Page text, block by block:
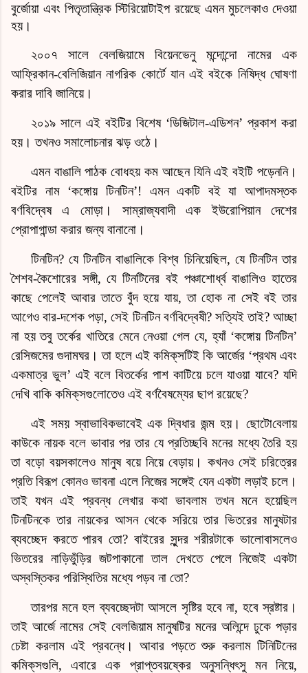
বুর্জোয়া এবং পিতৃতান্ত্রিক স্টিরিয়োটাইপ রয়েছে এমন মুচলেকাও দেওয়া
হয়।
২০০৭ সালে বেলজিয়ামে বিয়েনভেনু মন্দোন্দো নামের এক
আফ্রিকান-বেলিজিয়ান নাগরিক কোর্টে যান এই বইকে নিষিদ্ধ ঘোষণা
করার দাবি জানিয়ে।
২০১৯ সালে এই বইটির বিশেষ ‘ডিজিটাল-এডিশন’ প্রকাশ করা
হয়। তখনও সমালোচনার ঝড় ওঠে।
এমন বাঙালি পাঠক বোধহয় কম আছেন যিনি এই বইটি পড়েননি।
বইটির নাম ‘কঙ্গোয় টিনটিন’! এমন একটি বই যা আপাদমস্তক
বর্ণবিদ্বেষ এ মোড়া। সাম্রাজ্যবাদী এক ইউরোপিয়ান দেশের
প্রোপাগান্ডা করার জন্য বানানো।
টিনটিন? যে টিনটিন বাঙালিকে বিশ্ব চিনিয়েছিল, যে টিনটিন তার
শৈশব-কৈশোরের সঙ্গী, যে টিনটিনের বই পঞ্চাশোর্ধ্ব বাঙালিও হাতের
কাছে পেলেই আবার তাতে বুঁদ হয়ে যায়, তা হোক না সেই বই তার
আগেও বার-দশেক পড়া, সেই টিনটিন বর্ণবিদ্বেষী? সত্যিই তাই? আচ্ছা
না হয় তবু তর্কের খাতিরে মেনে নেওয়া গেল যে, হ্যাঁ ‘কঙ্গোয় টিনটিন’
রেসিজমের গুদামঘর। তা হলে এই কমিক্‌সটিই কি আর্জের ‘প্রথম এবং
একমাত্র ভুল’ এই বলে বিতর্কের পাশ কাটিয়ে চলে যাওয়া যাবে? যদি
দেখি বাকি কমিক্‌সগুলোতেও এই বর্ণবৈষম্যের ছাপ রয়েছে?
এই সময় স্বাভাবিকভাবেই এক দ্বিধার জন্ম হয়। ছোটোবেলায়
কাউকে নায়ক বলে ভাবার পর তার যে প্রতিচ্ছবি মনের মধ্যে তৈরি হয়
তাবড়োবয়সকালেও মানুষ বয়ে নিয়ে বেড়ায়। কখনও সেই চরিত্রের
প্রতি বিরূপ কোনও ভাবনা এলে নিজের সঙ্গেই যেন একটা লড়াই চলে।
তাই যখন এই প্রবন্ধ লেখার কথা ভাবলাম তখন মনে হয়েছিল
টিনটিনকে তার নায়কের আসন থেকে সরিয়ে তার ভিতরের মানুষটার
ব্যবচ্ছেদ করতে পারব তো? বাইরের সুন্দর শরীরটাকে ভালোবাসলেও
ভিতরের নাড়িভুঁড়ির জটপাকানো তাল দেখতে পেলে নিজেই একটা
অস্বস্তিকর পরিস্থিতির মধ্যে পড়ব না তো?
তারপর মনে হল ব্যবচ্ছেদটা আসলে সৃষ্টির হবে না, হবে স্রষ্টার।
তাই আর্জে নামের সেই বেলজিয়ামমানুষটির মনের অলিন্দে ঢুকে পড়ার
চেষ্টা করলাম এই প্রবন্ধে। আবার পড়তে শুরু করলাম টিনিটিনের
কমিক্‌সগুলি, এবারে এক প্রাপ্তবয়ষ্কের অনুসন্ধিৎসু মন নিয়ে,